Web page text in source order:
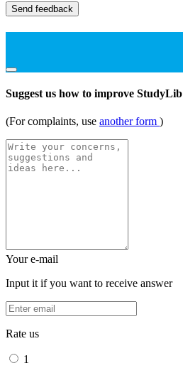
Send feedback
Suggest us how to improve StudyLib
(For complaints, use another form )
Your e-mail
Input it if you want to receive answer
Rate us
1